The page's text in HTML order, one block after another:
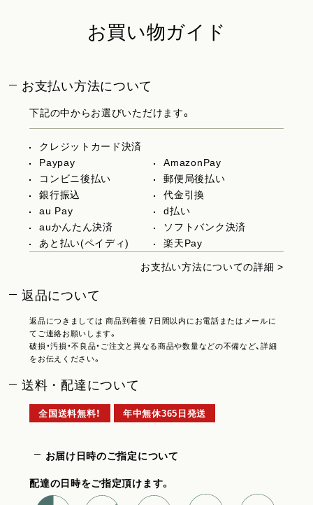
お買い物ガイド
お支払い方法について
下記の中からお選びいただけます。
クレジットカード決済
Paypay
AmazonPay
コンビニ後払い
郵便局後払い
銀行振込
代金引換
au Pay
d払い
auかんたん決済
ソフトバンク決済
あと払い(ペイディ)
楽天Pay
お支払い方法についての詳細 >
返品について
返品につきましては 商品到着後 7日間以内にお電話またはメールに
てご連絡お願いします。
破損・汚損・不良品・ご注文と異なる商品や数量などの不備など、詳細
をお伝えください。
送料・配達について
全国送料無料！ 年中無休365日発送
お届け日時のご指定について
配達の日時をご指定頂けます。